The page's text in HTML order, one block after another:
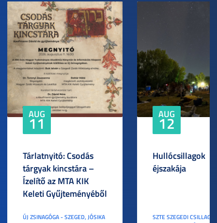
AUG
11
Tárlatnyitó: Csodás
tárgyak kincstára –
Ízelítő az MTA KIK
Keleti Gyűjteményéből
ÚJ ZSINAGÓGA - SZEGED, JÓSIKA
AUG
12
Hullócsillagok
éjszakája
SZTE SZEGEDI